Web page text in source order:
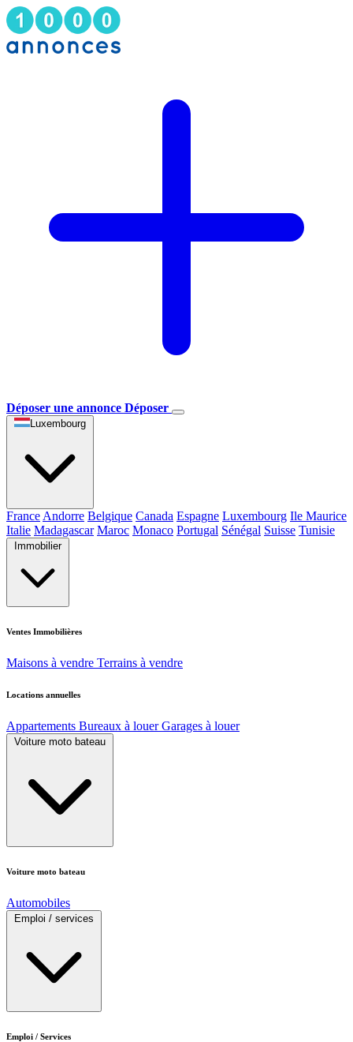
Déposer une annonce Déposer
Luxembourg
France Andorre Belgique Canada Espagne Luxembourg Ile Maurice
Italie Madagascar Maroc Monaco Portugal Sénégal Suisse Tunisie
Immobilier
Ventes Immobilières
Maisons à vendre Terrains à vendre
Locations annuelles
Appartements Bureaux à louer Garages à louer
Voiture moto bateau
Voiture moto bateau
Automobiles
Emploi / services
Emploi / Services